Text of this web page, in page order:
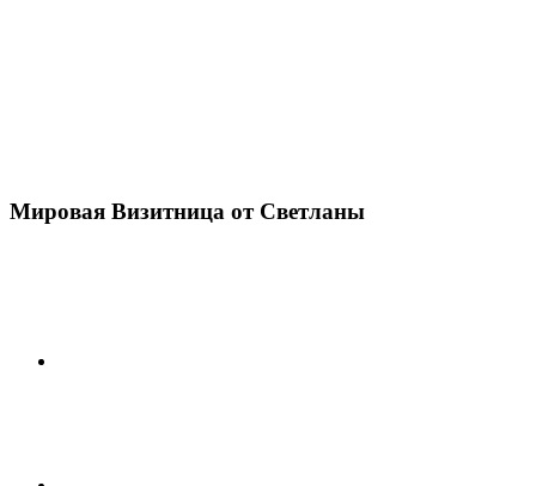
Мировая Визитница от Светланы